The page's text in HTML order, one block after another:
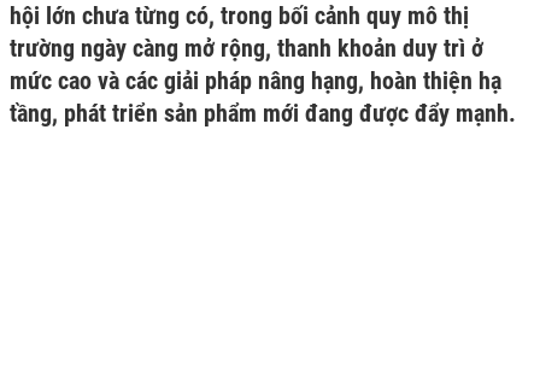
hội lớn chưa từng có, trong bối cảnh quy mô thị
trường ngày càng mở rộng, thanh khoản duy trì ở
mức cao và các giải pháp nâng hạng, hoàn thiện hạ
tầng, phát triển sản phẩm mới đang được đẩy mạnh.